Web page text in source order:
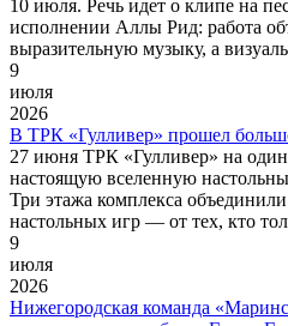
10 июля. Речь идет о клипе на
исполнении Аллы Рид: работа
выразительную музыку, а
9
июля
2026
В ТРК «Гулливер» прошел
27 июня ТРК «Гулливер» на один
настоящую вселенную
Три этажа комплекса
настольных игр — от тех, кто
9
июля
2026
Нижегородская команда